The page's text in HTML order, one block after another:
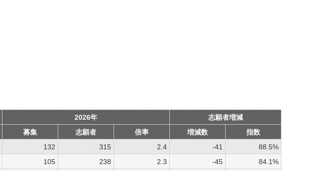
2026年
志願者増減
募集 志願者 倍率 増減数
指数
132 315 2.4 -41
88.5%
105 238 2.3 -45
84.1%